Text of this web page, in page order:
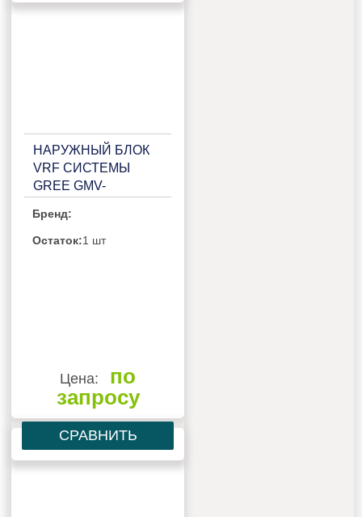
НАРУЖНЫЙ БЛОК
VRF СИСТЕМЫ
GREE GMV-
Бренд:
Остаток:1 шт
Цена:
по
запросу
СРАВНИТЬ